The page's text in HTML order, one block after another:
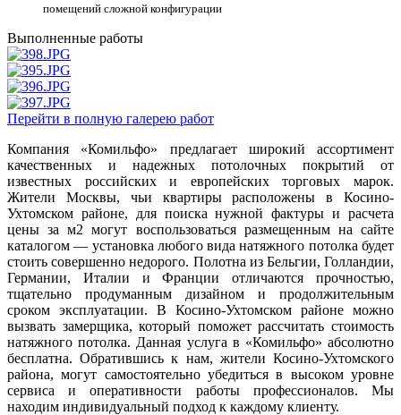
помещений сложной конфигурации
Выполненные работы
Перейти в полную галерею работ
Компания «Комильфо» предлагает широкий ассортимент
качественных и надежных потолочных покрытий от
известных российских и европейских торговых марок.
Жители Москвы, чьи квартиры расположены в Косино-
Ухтомском районе, для поиска нужной фактуры и расчета
цены за м2 могут воспользоваться размещенным на сайте
каталогом — установка любого вида натяжного потолка будет
стоить совершенно недорого. Полотна из Бельгии, Голландии,
Германии, Италии и Франции отличаются прочностью,
тщательно продуманным дизайном и продолжительным
сроком эксплуатации. В Косино-Ухтомском районе можно
вызвать замерщика, который поможет рассчитать стоимость
натяжного потолка. Данная услуга в «Комильфо» абсолютно
бесплатна. Обратившись к нам, жители Косино-Ухтомского
района, могут самостоятельно убедиться в высоком уровне
сервиса и оперативности работы профессионалов. Мы
находим индивидуальный подход к каждому клиенту.